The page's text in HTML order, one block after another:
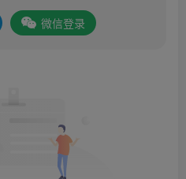
微信登录